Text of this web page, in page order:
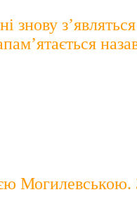
Могилевською.